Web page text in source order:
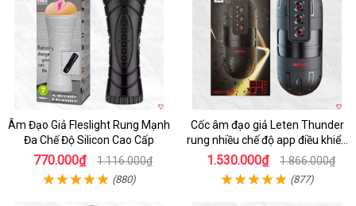
Âm Đạo Giả Fleslight Rung Mạnh
Đa Chế Độ Silicon Cao Cấp
770.000₫ 1.116.000₫
(880)
Cốc âm đạo giả Leten Thunder
rung nhiều chế độ app điều khiển
tiện lợi
1.530.000₫ 1.866.000₫
(877)